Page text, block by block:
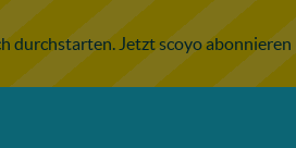
durchstarten. Jetzt scoyo